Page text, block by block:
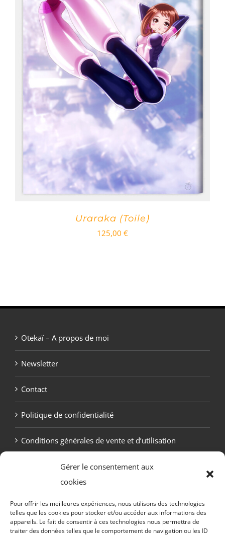
Gérer le consentement aux
cookies
Pour offrir les meilleures expériences, nous utilisons des technologies
telles que les cookies pour stocker et/ou accéder aux informations des
appareils. Le fait de consentir à ces technologies nous permettra de
traiter des données telles que le comportement de navigation ou les ID
Uraraka (Toile)
125,00 €
Otekaï – A propos de moi
Newsletter
Contact
Politique de confidentialité
Conditions générales de vente et d’utilisation
Politique de cookies (UE)